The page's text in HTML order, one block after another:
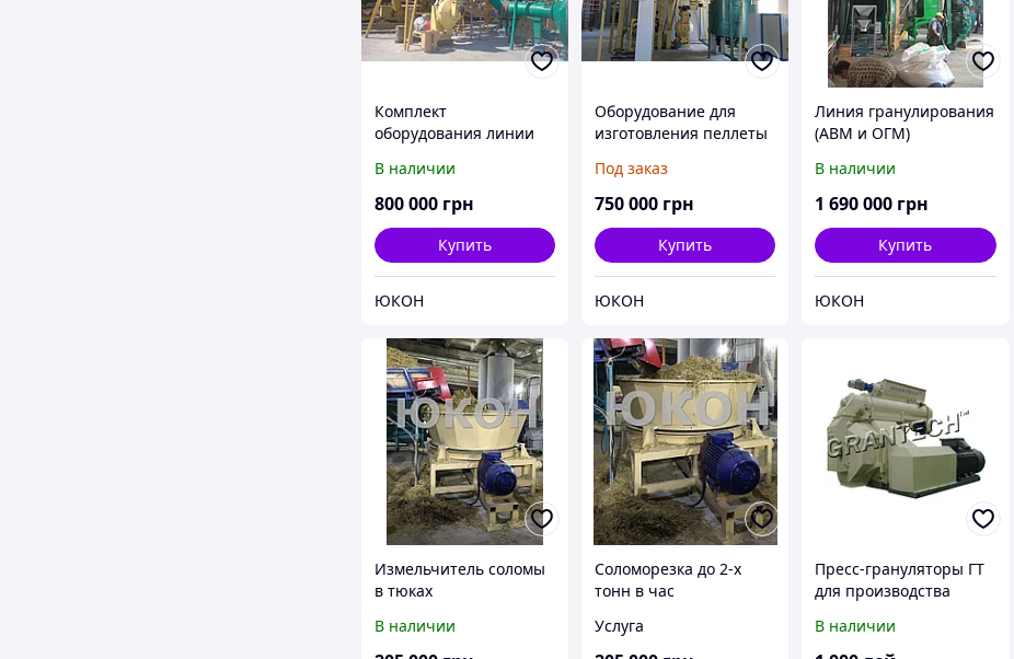
Комплект
оборудования линии
предназначен для
изготовления твердого
биотоплива в виде
гранулы
В наличии
800 000 грн
Купить
ЮКОН
Оборудование для
изготовления пеллеты
Под заказ
750 000 грн
Купить
ЮКОН
Линия гранулирования
(АВМ и ОГМ)
В наличии
1 690 000 грн
Купить
ЮКОН
Измельчитель соломы
в тюках
В наличии
Соломорезка до 2-х
тонн в час
Услуга
Пресс-грануляторы ГТ
для производства
В наличии